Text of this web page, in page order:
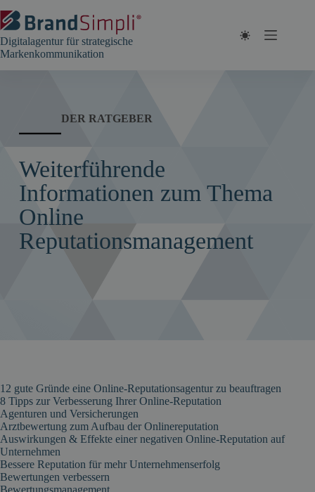
Inhalt
springen
Digitalagentur für strategische
Markenkommunikation
DER RATGEBER
Weiterführende
Informationen zum Thema
Online
Reputationsmanagement
12 gute Gründe eine Online-Reputationsagentur zu beauftragen
8 Tipps zur Verbesserung Ihrer Online-Reputation
Agenturen und Versicherungen
Arztbewertung zum Aufbau der Onlinereputation
Auswirkungen & Effekte einer negativen Online-Reputation auf
Unternehmen
Bessere Reputation für mehr Unternehmenserfolg
Bewertungen verbessern
Bewertungsmanagement